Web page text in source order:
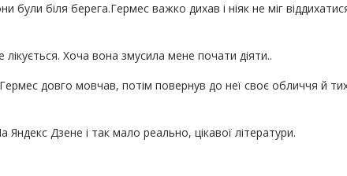
біля берега.Гермес важко дихав і ніяк не міг
Хоча вона змусила мене почати діяти..
довго мовчав, потім повернув до неї своє обличчя й
Дзене і так мало реально, цікавої літератури.